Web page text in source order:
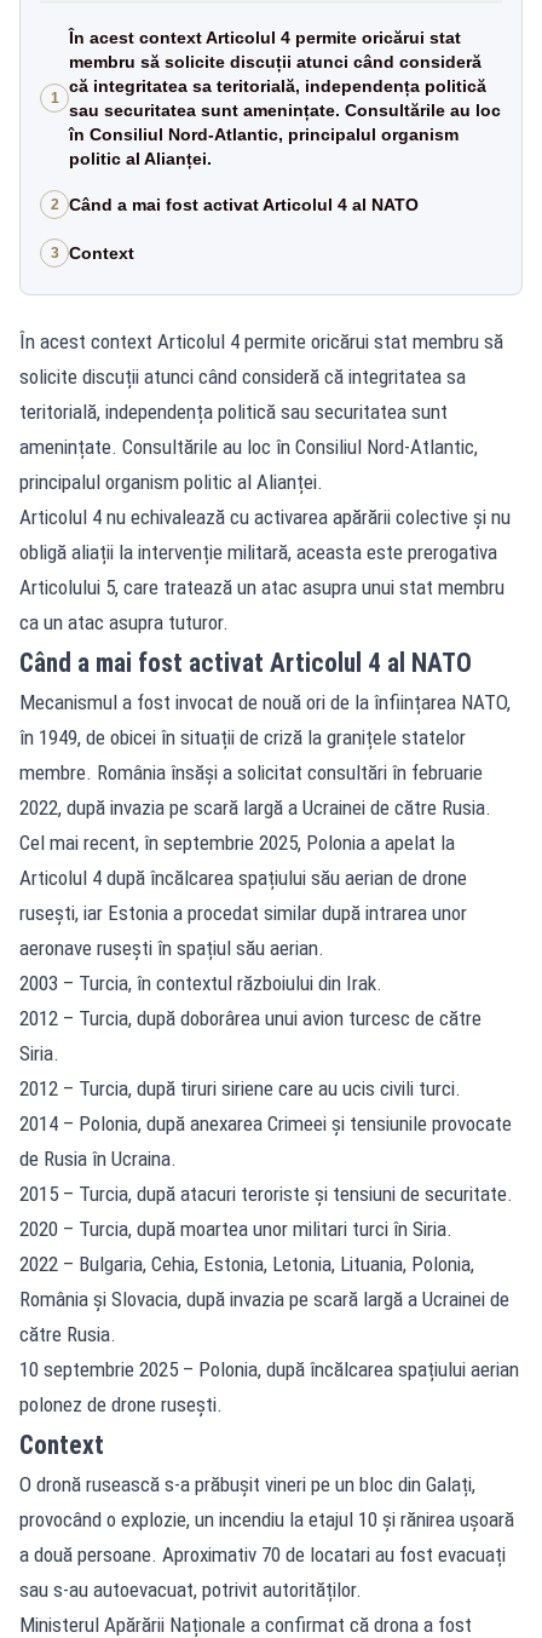
1
În acest context Articolul 4 permite oricărui stat
membru să solicite discuții atunci când consideră
că integritatea sa teritorială, independența politică
sau securitatea sunt amenințate. Consultările au loc
în Consiliul Nord-Atlantic, principalul organism
politic al Alianței.
2 Când a mai fost activat Articolul 4 al NATO
3 Context
În acest context Articolul 4 permite oricărui stat membru să
solicite discuții atunci când consideră că integritatea sa
teritorială, independența politică sau securitatea sunt
amenințate. Consultările au loc în Consiliul Nord-Atlantic,
principalul organism politic al Alianței.
Articolul 4 nu echivalează cu activarea apărării colective și nu
obligă aliații la intervenție militară, aceasta este prerogativa
Articolului 5, care tratează un atac asupra unui stat membru
ca un atac asupra tuturor.
Când a mai fost activat Articolul 4 al NATO
Mecanismul a fost invocat de nouă ori de la înființarea NATO,
în 1949, de obicei în situații de criză la granițele statelor
membre. România însăși a solicitat consultări în februarie
2022, după invazia pe scară largă a Ucrainei de către Rusia.
Cel mai recent, în septembrie 2025, Polonia a apelat la
Articolul 4 după încălcarea spațiului său aerian de drone
rusești, iar Estonia a procedat similar după intrarea unor
aeronave rusești în spațiul său aerian.
2003 – Turcia, în contextul războiului din Irak.
2012 – Turcia, după doborârea unui avion turcesc de către
Siria.
2012 – Turcia, după tiruri siriene care au ucis civili turci.
2014 – Polonia, după anexarea Crimeei și tensiunile provocate
de Rusia în Ucraina.
2015 – Turcia, după atacuri teroriste și tensiuni de securitate.
2020 – Turcia, după moartea unor militari turci în Siria.
2022 – Bulgaria, Cehia, Estonia, Letonia, Lituania, Polonia,
România și Slovacia, după invazia pe scară largă a Ucrainei de
către Rusia.
10 septembrie 2025 – Polonia, după încălcarea spațiului aerian
polonez de drone rusești.
Context
O dronă rusească s-a prăbușit vineri pe un bloc din Galați,
provocând o explozie, un incendiu la etajul 10 și rănirea ușoară
a două persoane. Aproximativ 70 de locatari au fost evacuați
sau s-au autoevacuat, potrivit autorităților.
Ministerul Apărării Naționale a confirmat că drona a fost